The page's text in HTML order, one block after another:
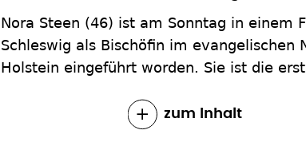
Nora Steen (46) ist am Sonntag in einem
Schleswig als Bischöfin im evangelischen
Holstein eingeführt worden. Sie ist die
zum Inhalt